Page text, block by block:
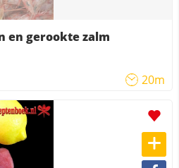
en gerookte zalm
20m